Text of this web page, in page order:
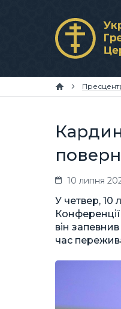
10 липня
У четвер, 10
Конференції
він
час